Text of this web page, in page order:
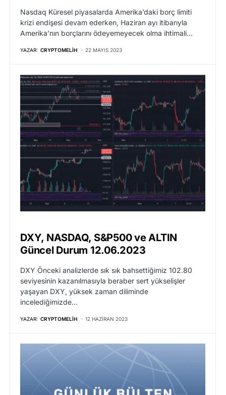
Nasdaq Küresel piyasalarda Amerika’daki borç limiti
krizi endişesi devam ederken, Haziran ayı itibarıyla
Amerika’nın borçlarını ödeyemeyecek olma ihtimali…
YAZAR: CRYPTOMELIH 22 MAYIS 2023
DXY, NASDAQ, S&P500 ve ALTIN
Güncel Durum 12.06.2023
DXY Önceki analizlerde sık sık bahsettiğimiz 102.80
seviyesinin kazanılmasıyla beraber sert yükselişler
yaşayan DXY, yüksek zaman diliminde
incelediğimizde…
YAZAR: CRYPTOMELIH 12 HAZIRAN 2023